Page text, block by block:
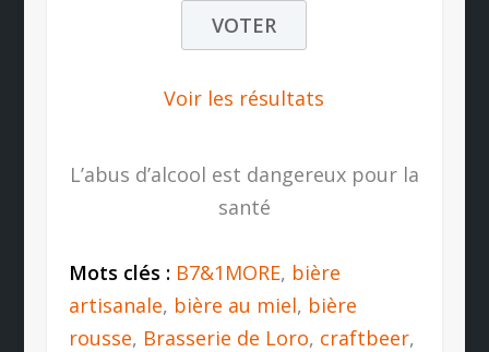
Voir les résultats
L’abus d’alcool est dangereux pour la
santé
Mots clés : B7&1MORE, bière
artisanale, bière au miel, bière
rousse, Brasserie de Loro, craftbeer,